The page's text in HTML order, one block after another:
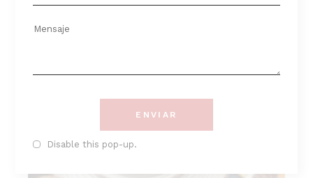
ENVIAR
Disable this pop-up.